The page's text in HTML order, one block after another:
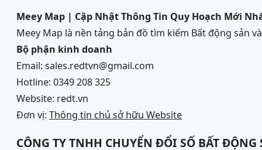
Meey Map | Cập Nhật Thông Tin Quy Hoạch Mới
Meey Map là nền tảng bản đồ tìm kiếm Bất động sản
Bộ phận kinh doanh
Email: sales.redtvn@gmail.com
Hotline: 0349 208 325
Website: redt.vn
Đơn vị: Thông tin chủ sở hữu Website
CÔNG TY TNHH CHUYỂN ĐỔI SỐ BẤT ĐỘNG